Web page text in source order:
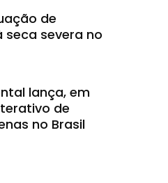
de
seca severa no
lança, em
de
no Brasil